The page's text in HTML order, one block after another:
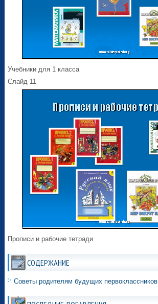
Учебники для 1 класса
Слайд 11
Прописи и рабочие тетради
СОДЕРЖАНИЕ
Советы родителям будущих первоклассников